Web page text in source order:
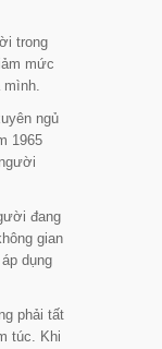
trong
mức
mình.
ngủ
1965
đang
gian
dụng
phải tất
túc. Khi